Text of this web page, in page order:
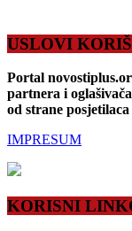
USLOVI
Portal
partnera i
od strane
IMPRESUM
KORISNI